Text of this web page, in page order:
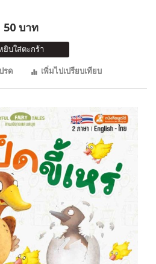
50 บาท
ยิบใส่ตะกร้า
รด
เพิ่มไปเปรียบเทียบ